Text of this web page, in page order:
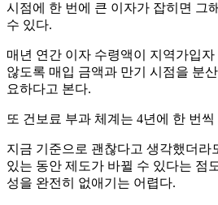
시점에 한 번에 큰 이자가 잡히면 그
수 있다.
매년 연간 이자 수령액이 지역가입자
않도록 매입 금액과 만기 시점을 분
요하다고 본다.
또 건보료 부과 체계는 4년에 한 번씩
지금 기준으로 괜찮다고 생각했더라
있는 동안 제도가 바뀔 수 있다는 점
성을 완전히 없애기는 어렵다.